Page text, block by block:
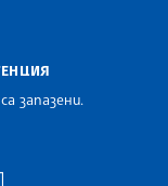
запазени.
Balkan News Agencies